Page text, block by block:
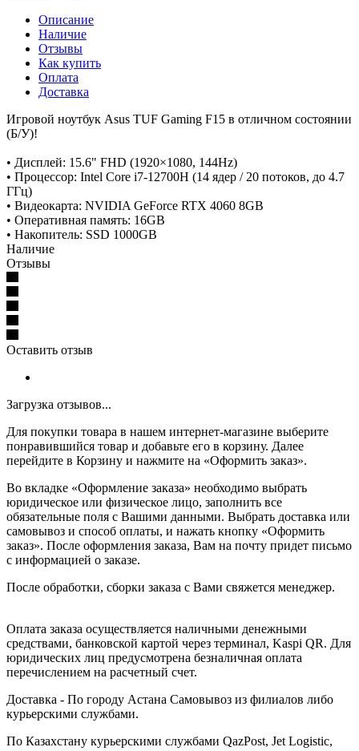
Описание
Наличие
Отзывы
Как купить
Оплата
Доставка
Игровой ноутбук Asus TUF Gaming F15 в отличном состоянии
(Б/У)!
• Дисплей: 15.6" FHD (1920×1080, 144Hz)
• Процессор: Intel Core i7-12700H (14 ядер / 20 потоков, до 4.7
ГГц)
• Видеокарта: NVIDIA GeForce RTX 4060 8GB
• Оперативная память: 16GB
• Накопитель: SSD 1000GB
Наличие
Отзывы
Оставить отзыв
Загрузка отзывов...
Для покупки товара в нашем интернет-магазине выберите
понравившийся товар и добавьте его в корзину. Далее
перейдите в Корзину и нажмите на «Оформить заказ».
Во вкладке «Оформление заказа» необходимо выбрать
юридическое или физическое лицо, заполнить все
обязательные поля с Вашими данными. Выбрать доставка или
самовывоз и способ оплаты, и нажать кнопку «Оформить
заказ». После оформления заказа, Вам на почту придет письмо
с информацией о заказе.
После обработки, сборки заказа с Вами свяжется менеджер.
Оплата заказа осуществляется наличными денежными
средствами, банковской картой через терминал, Kaspi QR. Для
юридических лиц предусмотрена безналичная оплата
перечислением на расчетный счет.
Доставка - По городу Астана Самовывоз из филиалов либо
курьерскими службами.
По Казахстану курьерскими службами QazPost, Jet Logistic,